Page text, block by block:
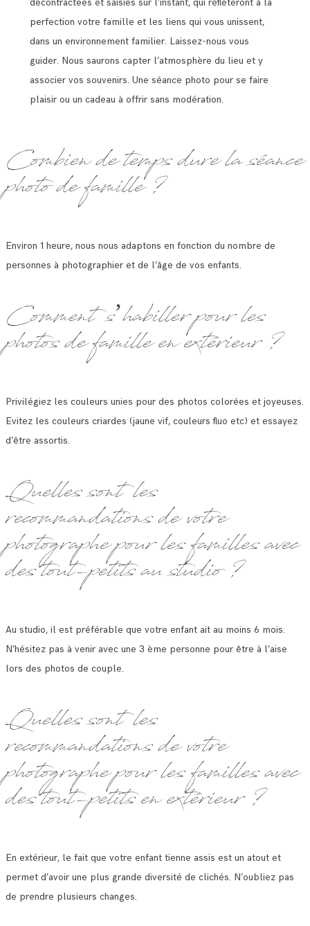
perfection votre famille et les liens qui vous unissent,
dans un environnement familier. Laissez-nous vous
guider. Nous saurons capter l’atmosphère du lieu et y
associer vos souvenirs. Une séance photo pour se faire
plaisir ou un cadeau à offrir sans modération.
Combien de temps dure la séance
photo de famille ?
Environ 1 heure, nous nous adaptons en fonction du nombre de
personnes à photographier et de l’âge de vos enfants.
Comment s’habiller pour les
photos de famille en extérieur ?
Privilégiez les couleurs unies pour des photos colorées et joyeuses.
Evitez les couleurs criardes (jaune vif, couleurs fluo etc) et essayez
d’être assortis.
Quelles sont les
recommandations de votre
photographe pour les familles avec
des tout-petits au studio ?
Au studio, il est préférable que votre enfant ait au moins 6 mois.
N’hésitez pas à venir avec une 3 ème personne pour être à l’aise
lors des photos de couple.
Quelles sont les
recommandations de votre
photographe pour les familles avec
des tout-petits en extérieur ?
En extérieur, le fait que votre enfant tienne assis est un atout et
permet d’avoir une plus grande diversité de clichés. N’oubliez pas
de prendre plusieurs changes.